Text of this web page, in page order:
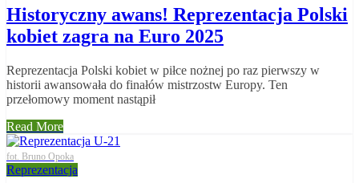
Historyczny awans! Reprezentacja Polski
kobiet zagra na Euro 2025
Reprezentacja Polski kobiet w piłce nożnej po raz pierwszy w
historii awansowała do finałów mistrzostw Europy. Ten
przełomowy moment nastąpił
Read More
fot. Bruno Opoka
Reprezentacja